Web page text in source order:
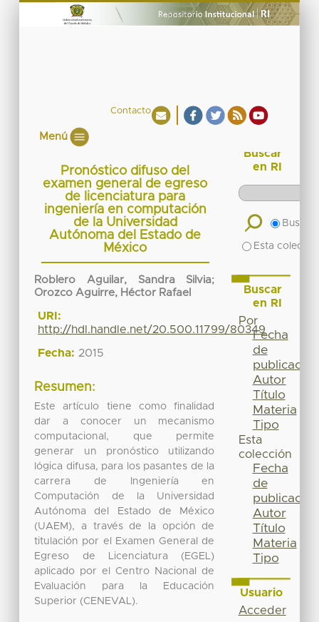
Contacto
Menú
Pronóstico difuso del
examen general de egreso
de licenciatura para
ingeniería en computación
de la Universidad
Autónoma del Estado de
México
Roblero Aguilar, Sandra Silvia;
Orozco Aguirre, Héctor Rafael
URI:
http://hdl.handle.net/20.500.11799/80349
Fecha: 2015
Resumen:
Este artículo tiene como finalidad
dar a conocer un mecanismo
computacional, que permite
generar un pronóstico utilizando
lógica difusa, para los pasantes de la
carrera de Ingeniería en
Computación de la Universidad
Autónoma del Estado de México
(UAEM), a través de la opción de
titulación por el Examen General de
Egreso de Licenciatura (EGEL)
aplicado por el Centro Nacional de
Evaluación para la Educación
Superior (CENEVAL).
Buscar
en RI
Buscar
Esta
Buscar
en RI
Por
Fecha
de
publicación
Autor
Título
Materia
Tipo
Esta
colección
Fecha
de
publicación
Autor
Título
Materia
Tipo
Usuario
Acceder